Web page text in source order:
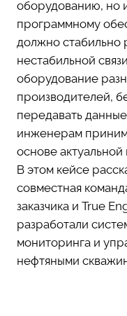
оборудованию, но
программному
должно стабильно
нестабильной
оборудование
производителей,
передавать
инженерам
основе
В этом кейсе
совместная
заказчика и True
разработали
мониторинга и
нефтяными